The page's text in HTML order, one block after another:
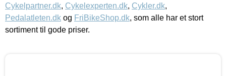
Cykelpartner.dk, Cykelexperten.dk, Cykler.dk,
Pedalatleten.dk og FriBikeShop.dk, som alle har et stort
sortiment til gode priser.